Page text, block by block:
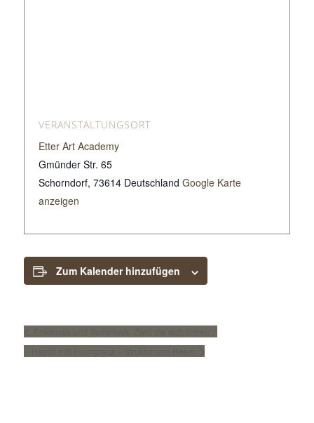
VERANSTALTUNGSORT
Etter Art Academy
Gmünder Str. 65
Schorndorf, 73614 Deutschland Google Karte
anzeigen
Zum Kalender hinzufügen